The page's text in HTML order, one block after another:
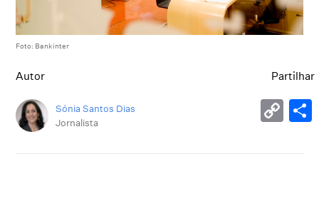
Foto: Bankinter
Autor
Sónia Santos Dias
Jornalista
Partilhar